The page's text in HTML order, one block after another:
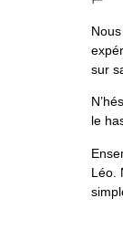
sur
le
Léo.